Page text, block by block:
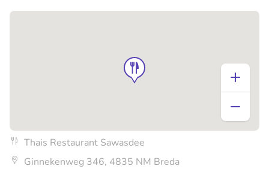
Thais Restaurant Sawasdee
Ginnekenweg 346, 4835 NM Breda